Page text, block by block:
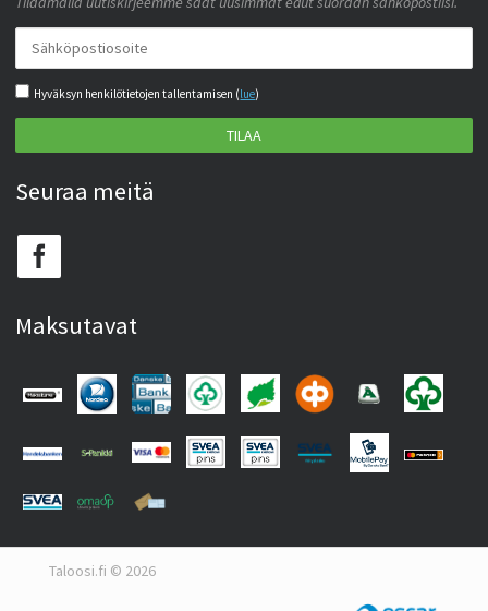
Hyväksyn henkilötietojen tallentamisen (lue)
TILAA
Seuraa meitä
Maksutavat
Taloosi.fi © 2026